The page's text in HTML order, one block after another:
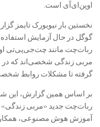
اوپن‌ای‌آی است.
نخستین بار نیویورک تایمز
گوگل در حال‌ آزمایش استفاده
ربات‌چت مانند چت‌جی‌پی‌تی
مربی زندگی شخصی‌اند که
گرفته تا مشکلات روابط
بر اساس همین گزارش، این
آموزش هوش مصنوعی،